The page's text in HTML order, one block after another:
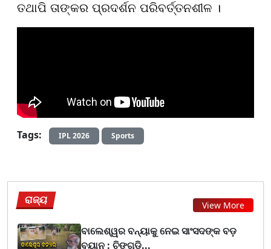
ତଥାପି ତାଙ୍କର ପ୍ରଦର୍ଶନ ପରିବର୍ତ୍ତନଶୀଳ ।
Tags: IPL 2026 Sports
ରାଜ୍ୟ View More
ବାଲେଶ୍ୱର ବନ୍ୟାକୁ ନେଇ ସାଂସଦଙ୍କ ବଡ଼
ବୟାନ : ଚିଙ୍ଗୁଡ଼ି...